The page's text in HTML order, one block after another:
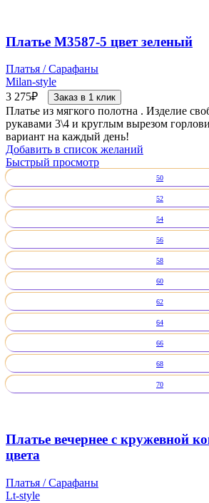
Платье М3587-5 цвет зеленый
Платья / Сарафаны
Milan-style
3 275₽ Заказ в 1 клик
Платье из мягкого полотна . Изделие
рукавами 3\4 и круглым вырезом
вариант на каждый день!
Добавить в список желаний
Быстрый просмотр
50
52
54
56
58
60
62
64
66
68
70
Платье вечернее с кружевной
цвета
Платья / Сарафаны
Lt-style